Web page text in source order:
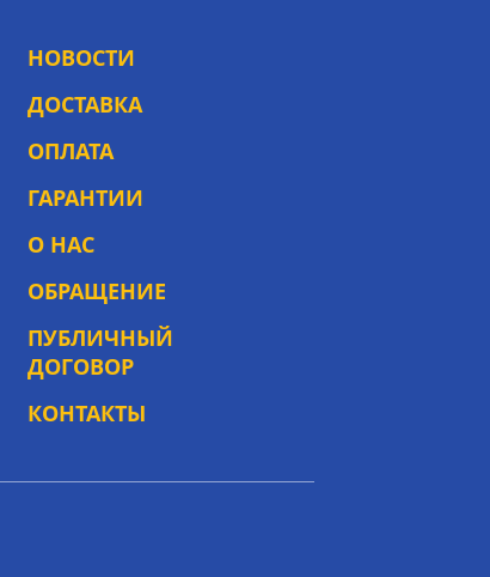
НОВОСТИ
ДОСТАВКА
ОПЛАТА
ГАРАНТИИ
О НАС
ОБРАЩЕНИЕ
ПУБЛИЧНЫЙ
ДОГОВОР
КОНТАКТЫ